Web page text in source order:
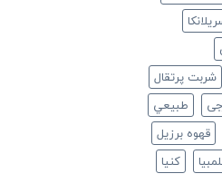
شربت پرتقال
طبيعي
قهوه برزیل
كنيا